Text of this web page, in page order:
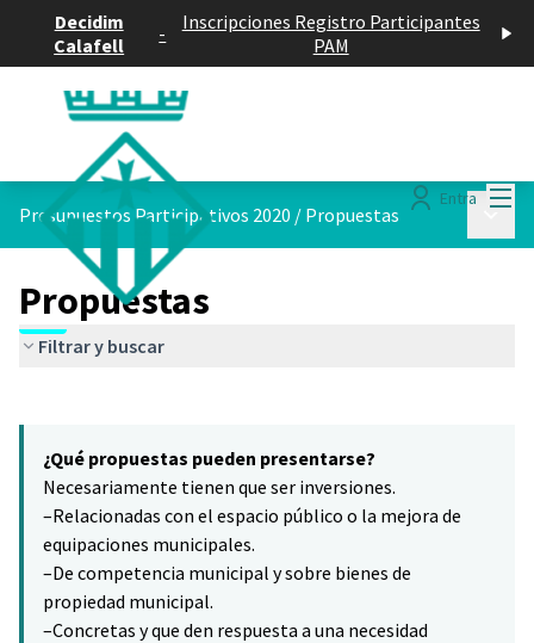
Decidim
Calafell
-
Inscripciones Registro Participantes
PAM
Entra
Presupuestos Participativos 2020 / Propuestas
Propuestas
Filtrar y buscar
−
¿Qué propuestas pueden presentarse?
Necesariamente tienen que ser inversiones.
–Relacionadas con el espacio público o la mejora de
equipaciones municipales.
–De competencia municipal y sobre bienes de
propiedad municipal.
–Concretas y que den respuesta a una necesidad